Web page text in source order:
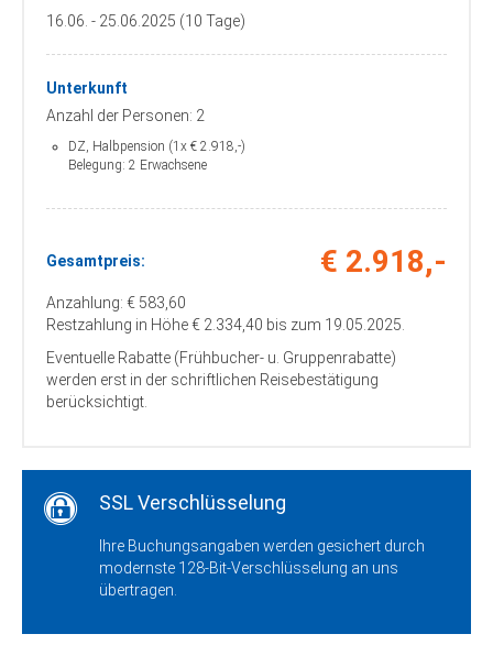
16.06. - 25.06.2025 (10 Tage)
Unterkunft
Anzahl der Personen: 2
DZ, Halbpension (1x € 2.918,-)
Belegung: 2 Erwachsene
Gesamtpreis: € 2.918,-
Anzahlung: € 583,60
Restzahlung in Höhe € 2.334,40 bis zum 19.05.2025.
Eventuelle Rabatte (Frühbucher- u. Gruppenrabatte)
werden erst in der schriftlichen Reisebestätigung
berücksichtigt.
SSL Verschlüsselung
Ihre Buchungsangaben werden gesichert durch
modernste 128-Bit-Verschlüsselung an uns
übertragen.